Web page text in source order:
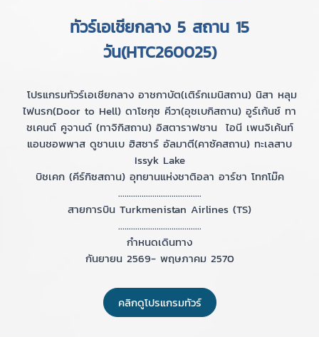
ทัวร์เอเชียกลาง 5 สถาน 15
วัน(HTC260025)
โปรแกรมทัวร์เอเชียกลาง อาชกาบัต(เติร์กเมนิสถาน) นิสา หลุม
ไฟนรก(Door to Hell) ดาโชกุซ คีวา(อุซเบกิสถาน) อูร์เก้นช์ ทา
ชเคนต์ คูจานด์ (ทาจิกิสถาน) อิสตาราฟชาน ไอนี เพนจิเค้นท์
แอนชอพพาส ดูชานเบ ฮิสซาร์ อัลมาตี(คาซัคสถาน) ทะเลสาบ
Issyk Lake
บิชเคก (คีร์กิซสถาน) อุทยานแห่งชาติอลา อาร์ชา โทกโม๊ค
.......................................
สายการบิน Turkmenistan Airlines (TS)
.......................................
กำหนดเดินทาง
กันยายน 2569- พฤษภาคม 2570
คลิกดูโปรแกรมทัวร์